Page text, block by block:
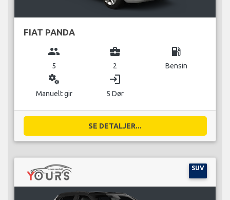
FIAT PANDA
group
5
business_center
2
local_gas_station
Bensin
miscellaneous_services
Manuelt gir
login
5 Dør
SE DETALJER...
SUV